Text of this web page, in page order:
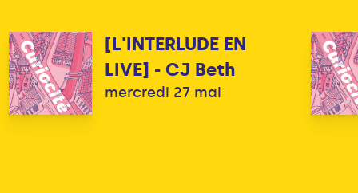
[L'INTERLUDE EN
LIVE] - CJ Beth
mercredi 27 mai